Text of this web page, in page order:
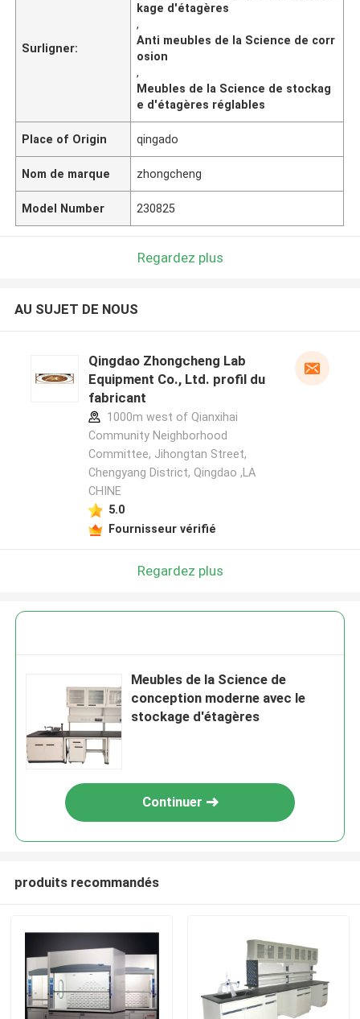
Surligner:
kage d'étagères
,
Anti meubles de la Science de corr
osion
,
Meubles de la Science de stockag
e d'étagères réglables
Place of Origin qingado
Nom de marque zhongcheng
Model Number 230825
Regardez plus
AU SUJET DE NOUS
Qingdao Zhongcheng Lab
Equipment Co., Ltd. profil du
fabricant
1000m west of Qianxihai
Community Neighborhood
Committee, Jihongtan Street,
Chengyang District, Qingdao ,LA
CHINE
5.0
Fournisseur vérifié
Regardez plus
Meubles de la Science de
conception moderne avec le
stockage d'étagères
Continuer
produits recommandés